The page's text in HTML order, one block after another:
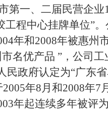
第一、二届民营企业
程中心挂牌单位”。
年和2008年被惠州
名优产品 ”，公司
民政府认定为“广东
年8月和2008年7
年起连续多年被评